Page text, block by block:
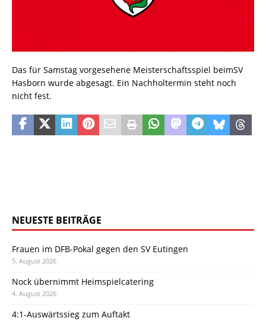
Das für Samstag vorgesehene Meisterschaftsspiel beimSV
Hasborn wurde abgesagt. Ein Nachholtermin steht noch
nicht fest.
NEUESTE BEITRÄGE
Frauen im DFB-Pokal gegen den SV Eutingen
5. August 2026
Nock übernimmt Heimspielcatering
4. August 2026
4:1-Auswärtssieg zum Auftakt